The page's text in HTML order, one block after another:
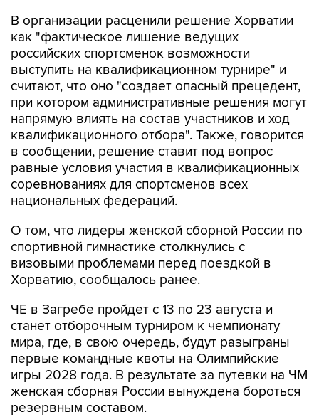
В организации расценили решение Хорватии
как "фактическое лишение ведущих
российских спортсменок возможности
выступить на квалификационном турнире" и
считают, что оно "создает опасный прецедент,
при котором административные решения могут
напрямую влиять на состав участников и ход
квалификационного отбора". Также, говорится
в сообщении, решение ставит под вопрос
равные условия участия в квалификационных
соревнованиях для спортсменов всех
национальных федераций.
О том, что лидеры женской сборной России по
спортивной гимнастике столкнулись с
визовыми проблемами перед поездкой в
Хорватию, сообщалось ранее.
ЧЕ в Загребе пройдет с 13 по 23 августа и
станет отборочным турниром к чемпионату
мира, где, в свою очередь, будут разыграны
первые командные квоты на Олимпийские
игры 2028 года. В результате за путевки на ЧМ
женская сборная России вынуждена бороться
резервным составом.